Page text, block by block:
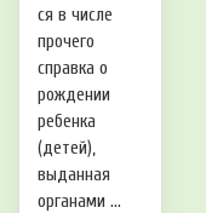
ся в числе
прочего
справка о
рождении
ребенка
(детей),
выданная
органами ...